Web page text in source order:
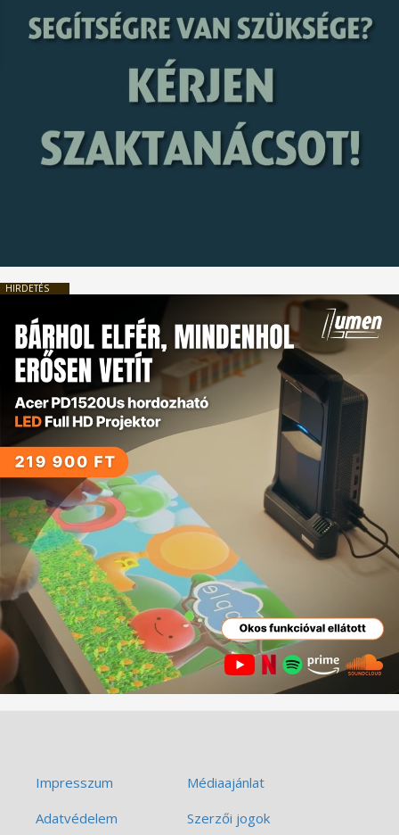
HIRDETÉS
Impresszum
Médiaajánlat
Adatvédelem
Szerzői jogok